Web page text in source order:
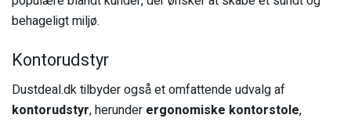
behageligt miljø.
Kontorudstyr
Dustdeal.dk tilbyder også et omfattende udvalg af
kontorudstyr, herunder ergonomiske kontorstole,